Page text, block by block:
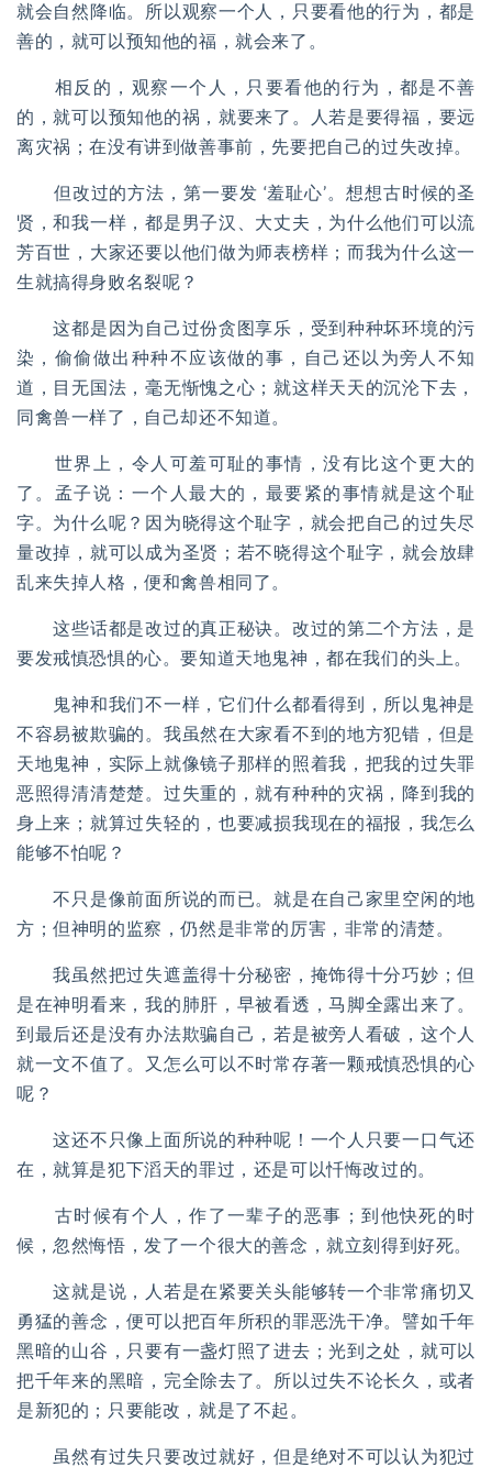
就会自然降临。所以观察一个人，只要看他的行为，都是
善的，就可以预知他的福，就会来了。
相反的，观察一个人，只要看他的行为，都是不善
的，就可以预知他的祸，就要来了。人若是要得福，要远
离灾祸；在没有讲到做善事前，先要把自己的过失改掉。
但改过的方法，第一要发 ‘羞耻心’。想想古时候的圣
贤，和我一样，都是男子汉、大丈夫，为什么他们可以流
芳百世，大家还要以他们做为师表榜样；而我为什么这一
生就搞得身败名裂呢？
这都是因为自己过份贪图享乐，受到种种坏环境的污
染，偷偷做出种种不应该做的事，自己还以为旁人不知
道，目无国法，毫无惭愧之心；就这样天天的沉沦下去，
同禽兽一样了，自己却还不知道。
世界上，令人可羞可耻的事情，没有比这个更大的
了。孟子说：一个人最大的，最要紧的事情就是这个耻
字。为什么呢？因为晓得这个耻字，就会把自己的过失尽
量改掉，就可以成为圣贤；若不晓得这个耻字，就会放肆
乱来失掉人格，便和禽兽相同了。
这些话都是改过的真正秘诀。改过的第二个方法，是
要发戒慎恐惧的心。要知道天地鬼神，都在我们的头上。
鬼神和我们不一样，它们什么都看得到，所以鬼神是
不容易被欺骗的。我虽然在大家看不到的地方犯错，但是
天地鬼神，实际上就像镜子那样的照着我，把我的过失罪
恶照得清清楚楚。过失重的，就有种种的灾祸，降到我的
身上来；就算过失轻的，也要减损我现在的福报，我怎么
能够不怕呢？
不只是像前面所说的而已。就是在自己家里空闲的地
方；但神明的监察，仍然是非常的厉害，非常的清楚。
我虽然把过失遮盖得十分秘密，掩饰得十分巧妙；但
是在神明看来，我的肺肝，早被看透，马脚全露出来了。
到最后还是没有办法欺骗自己，若是被旁人看破，这个人
就一文不值了。又怎么可以不时常存著一颗戒慎恐惧的心
呢？
这还不只像上面所说的种种呢！一个人只要一口气还
在，就算是犯下滔天的罪过，还是可以忏悔改过的。
古时候有个人，作了一辈子的恶事；到他快死的时
候，忽然悔悟，发了一个很大的善念，就立刻得到好死。
这就是说，人若是在紧要关头能够转一个非常痛切又
勇猛的善念，便可以把百年所积的罪恶洗干净。譬如千年
黑暗的山谷，只要有一盏灯照了进去；光到之处，就可以
把千年来的黑暗，完全除去了。所以过失不论长久，或者
是新犯的；只要能改，就是了不起。
虽然有过失只要改过就好，但是绝对不可以认为犯过